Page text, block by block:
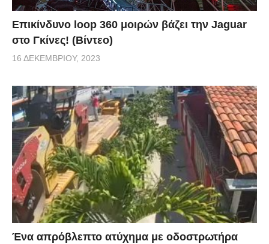
Επικίνδυνο loop 360 μοιρών βάζει την Jaguar
στο Γκίνες! (Βίντεο)
16 ΔΕΚΕΜΒΡΊΟΥ, 2023
Ένα απρόβλεπτο ατύχημα με οδοστρωτήρα